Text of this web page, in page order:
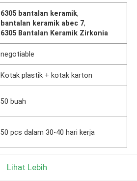
6305 bantalan keramik,
bantalan keramik abec 7,
6305 Bantalan Keramik Zirkonia
negotiable
Kotak plastik + kotak karton
50 buah
50 pcs dalam 30-40 hari kerja
Lihat Lebih